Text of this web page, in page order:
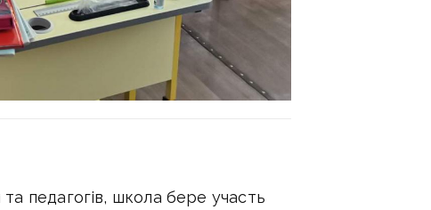
педагогів, школа бере участь